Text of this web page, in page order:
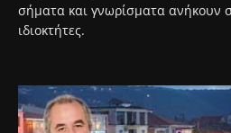
σήματα και γνωρίσματα ανήκουν
ιδιοκτήτες.